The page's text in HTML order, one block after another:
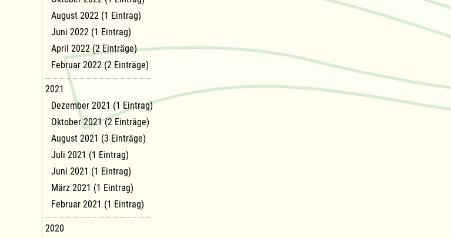
August 2022 (1 Eintrag)
Juni 2022 (1 Eintrag)
April 2022 (2 Einträge)
Februar 2022 (2 Einträge)
2021
Dezember 2021 (1 Eintrag)
Oktober 2021 (2 Einträge)
August 2021 (3 Einträge)
Juli 2021 (1 Eintrag)
Juni 2021 (1 Eintrag)
März 2021 (1 Eintrag)
Februar 2021 (1 Eintrag)
2020